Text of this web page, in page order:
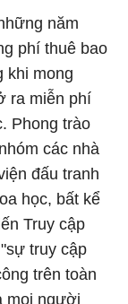
năm
phí thuê bao
khi mong
ra miễn phí
Phong trào
các nhà
đấu tranh
học, bất kể
Truy cập
truy cập
trên toàn
mọi người